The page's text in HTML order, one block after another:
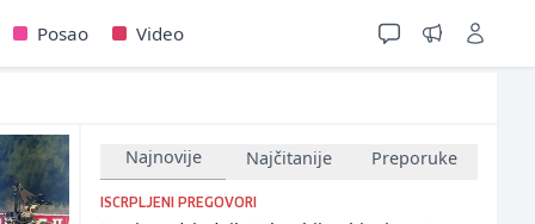
Posao Video
Najnovije Najčitanije Preporuke
ISCRPLJENI PREGOVORI